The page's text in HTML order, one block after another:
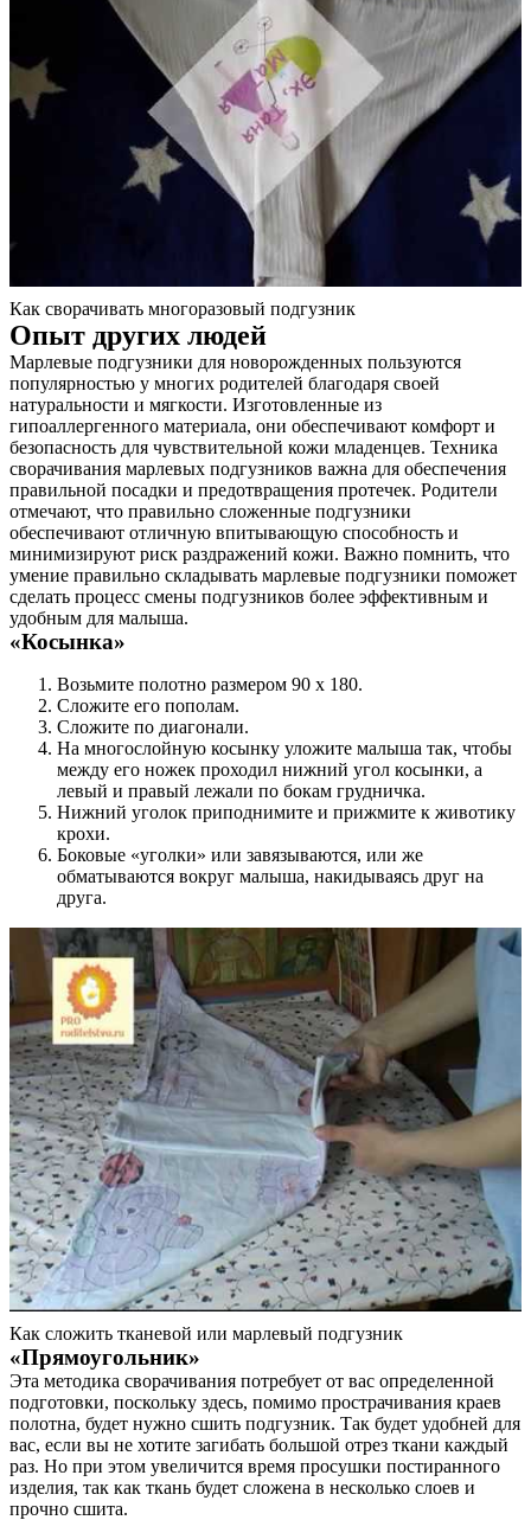
Как сворачивать многоразовый подгузник
Опыт других людей
Марлевые подгузники для новорожденных пользуются
популярностью у многих родителей благодаря своей
натуральности и мягкости. Изготовленные из
гипоаллергенного материала, они обеспечивают комфорт и
безопасность для чувствительной кожи младенцев. Техника
сворачивания марлевых подгузников важна для обеспечения
правильной посадки и предотвращения протечек. Родители
отмечают, что правильно сложенные подгузники
обеспечивают отличную впитывающую способность и
минимизируют риск раздражений кожи. Важно помнить, что
умение правильно складывать марлевые подгузники поможет
сделать процесс смены подгузников более эффективным и
удобным для малыша.
«Косынка»
Возьмите полотно размером 90 х 180.
Сложите его пополам.
Сложите по диагонали.
На многослойную косынку уложите малыша так, чтобы
между его ножек проходил нижний угол косынки, а
левый и правый лежали по бокам грудничка.
Нижний уголок приподнимите и прижмите к животику
крохи.
Боковые «уголки» или завязываются, или же
обматываются вокруг малыша, накидываясь друг на
друга.
Как сложить тканевой или марлевый подгузник
«Прямоугольник»
Эта методика сворачивания потребует от вас определенной
подготовки, поскольку здесь, помимо прострачивания краев
полотна, будет нужно сшить подгузник. Так будет удобней для
вас, если вы не хотите загибать большой отрез ткани каждый
раз. Но при этом увеличится время просушки постиранного
изделия, так как ткань будет сложена в несколько слоев и
прочно сшита.